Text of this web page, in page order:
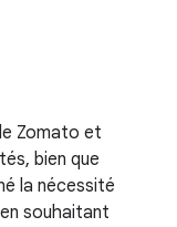
Zomato et
bien que
la nécessité
souhaitant